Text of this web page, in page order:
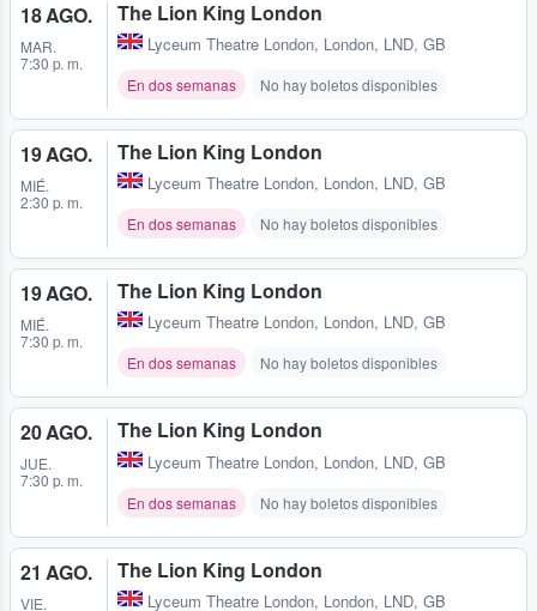
18 AGO.
MAR.
7:30 p. m.
The Lion King London
Lyceum Theatre London, London, LND, GB
En dos semanas No hay boletos disponibles
19 AGO.
MIÉ.
2:30 p. m.
The Lion King London
Lyceum Theatre London, London, LND, GB
En dos semanas No hay boletos disponibles
19 AGO.
MIÉ.
7:30 p. m.
The Lion King London
Lyceum Theatre London, London, LND, GB
En dos semanas No hay boletos disponibles
20 AGO.
JUE.
7:30 p. m.
The Lion King London
Lyceum Theatre London, London, LND, GB
En dos semanas No hay boletos disponibles
21 AGO.
VIE.
The Lion King London
Lyceum Theatre London, London, LND, GB